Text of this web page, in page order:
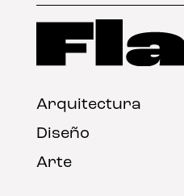
Arquitectura
Diseño
Arte